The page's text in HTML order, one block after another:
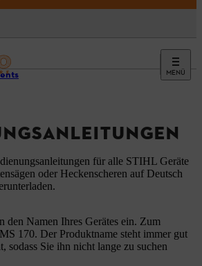
MENÜ
für alle STIHL Geräte
oder Heckenscheren auf Deutsch
den Namen Ihres Gerätes ein. Zum
170. Der Produktname steht immer gut
sodass Sie ihn nicht lange zu suchen